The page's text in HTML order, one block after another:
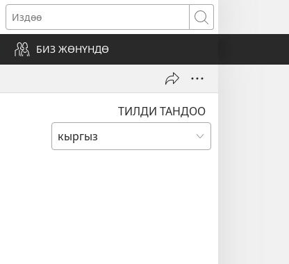
Издөө
БИЗ ЖӨНҮНДӨ
ТИЛДИ ТАНДОО